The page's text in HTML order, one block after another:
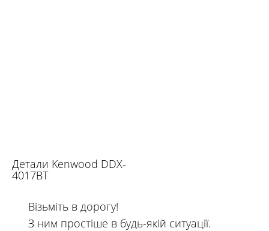
Детали Kenwood DDX-
4017BT
Візьміть в дорогу!
З ним простіше в будь-якій ситуації.